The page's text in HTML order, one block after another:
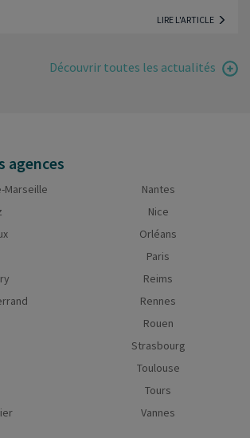
LIRE L'ARTICLE
Découvrir toutes les actualités
agences
Marseille
Nantes
Nice
Orléans
Paris
Reims
Rennes
Rouen
Strasbourg
Toulouse
Tours
Vannes